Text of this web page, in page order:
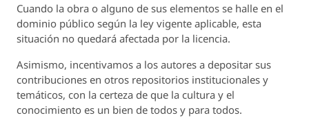
Cuando la obra o alguno de sus elementos se halle en el
dominio público según la ley vigente aplicable, esta
situación no quedará afectada por la licencia.
Asimismo, incentivamos a los autores a depositar sus
contribuciones en otros repositorios institucionales y
temáticos, con la certeza de que la cultura y el
conocimiento es un bien de todos y para todos.